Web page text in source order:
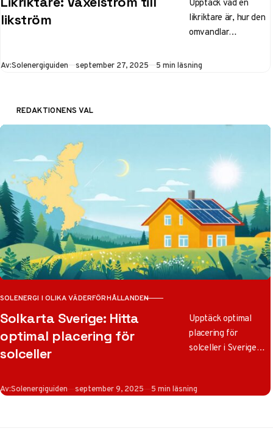
likström
likriktare är, hur den
omvandlar
likström (DC) med
Av:Solenergiguiden Publicerad
september 27, 2025 5 min läsning
REDAKTIONENS VAL
KATEGORI
SOLENERGI I OLIKA VÄDERFÖRHÅLLANDEN
Solkarta Sverige: Hitta
optimal placering för
solceller
Upptäck optimal
placering för
solceller i Sverige
solinstrålning och
Av:Solenergiguiden Publicerad
september 9, 2025 5 min läsning